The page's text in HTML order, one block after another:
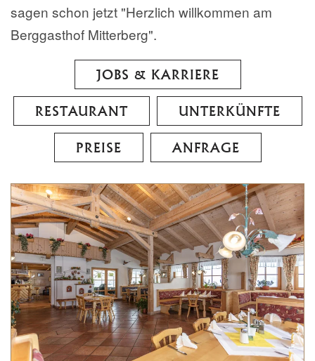
sagen schon jetzt "Herzlich willkommen am
Berggasthof Mitterberg".
JOBS & KARRIERE
RESTAURANT UNTERKÜNFTE
PREISE ANFRAGE